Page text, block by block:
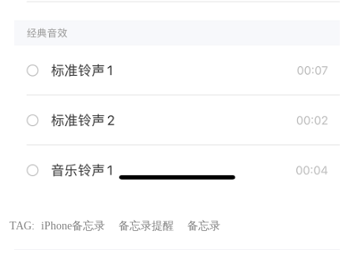
TAG: iPhone备忘录 备忘录提醒 备忘录